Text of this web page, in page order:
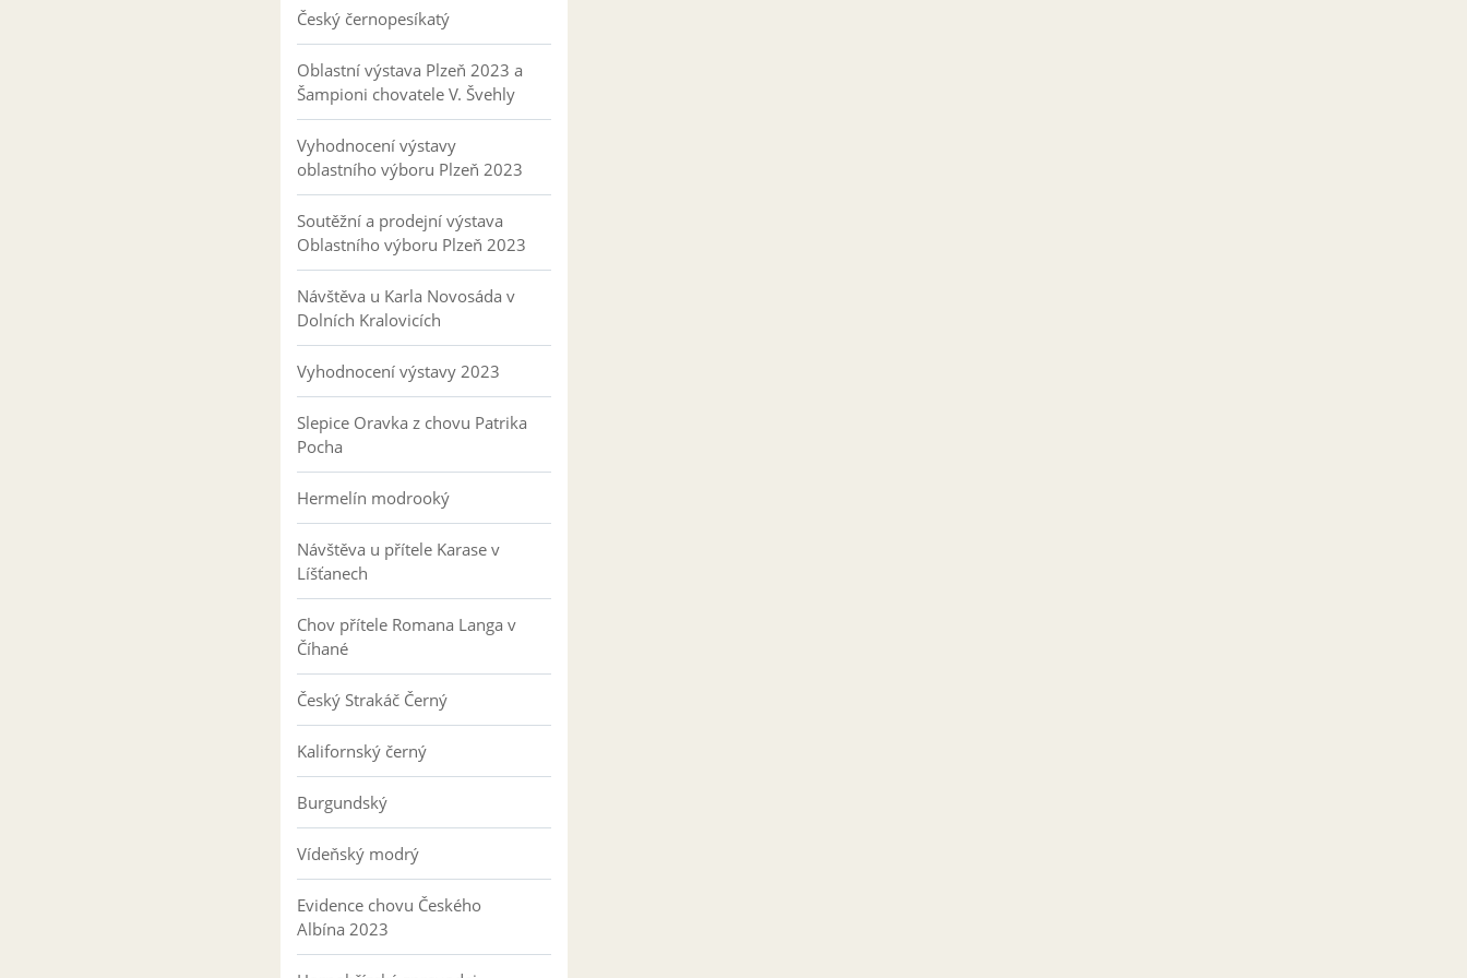
Český černopesíkatý
Oblastní výstava Plzeň 2023 a
Šampioni chovatele V. Švehly
Vyhodnocení výstavy
oblastního výboru Plzeň 2023
Soutěžní a prodejní výstava
Oblastního výboru Plzeň 2023
Návštěva u Karla Novosáda v
Dolních Kralovicích
Vyhodnocení výstavy 2023
Slepice Oravka z chovu Patrika
Pocha
Hermelín modrooký
Návštěva u přítele Karase v
Líšťanech
Chov přítele Romana Langa v
Číhané
Český Strakáč Černý
Kalifornský černý
Burgundský
Vídeňský modrý
Evidence chovu Českého
Albína 2023